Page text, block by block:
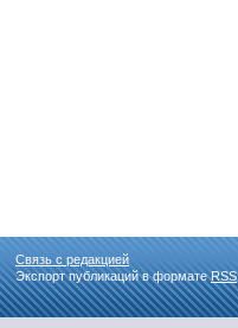
Связь с редакцией
Экспорт публикаций в форматеRSS